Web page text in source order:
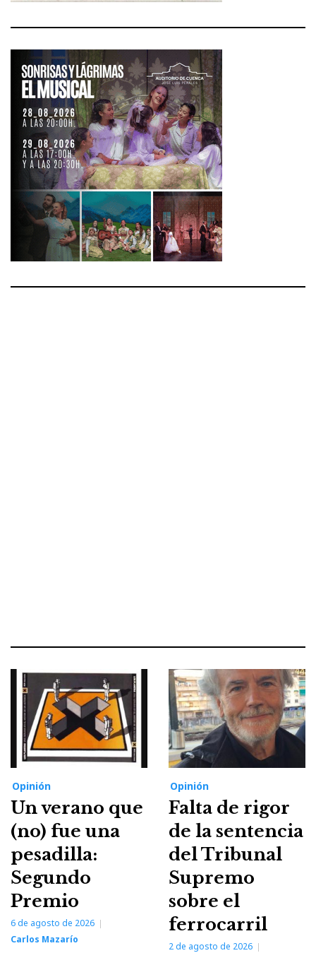
Opinión
Un verano que
(no) fue una
pesadilla:
Segundo
Premio
6 de agosto de 2026
Carlos Mazarío
Opinión
Falta de rigor
de la sentencia
del Tribunal
Supremo
sobre el
ferrocarril
2 de agosto de 2026